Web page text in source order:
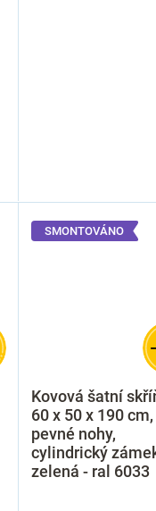
SMONTOVÁNO
Kovová šatní
60 x 50 x 190 cm,
pevné nohy,
cylindrický
zelená - ral 6033